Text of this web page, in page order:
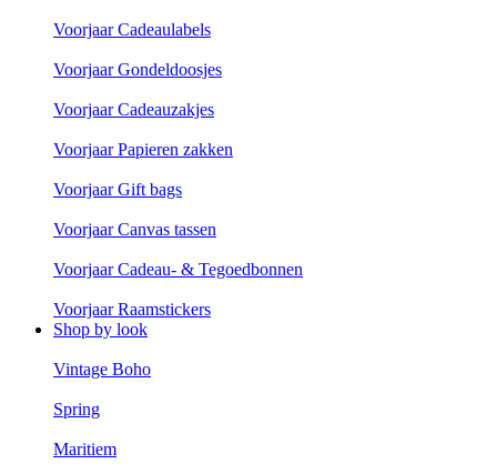
Voorjaar Cadeaulabels
Voorjaar Gondeldoosjes
Voorjaar Cadeauzakjes
Voorjaar Papieren zakken
Voorjaar Gift bags
Voorjaar Canvas tassen
Voorjaar Cadeau- & Tegoedbonnen
Voorjaar Raamstickers
Shop by look
Vintage Boho
Spring
Maritiem